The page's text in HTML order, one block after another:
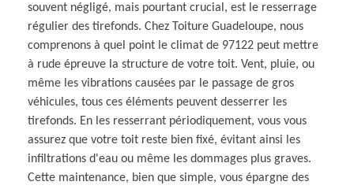
souvent négligé, mais pourtant crucial, est le resserrage
régulier des tirefonds. Chez Toiture Guadeloupe, nous
comprenons à quel point le climat de 97122 peut mettre
à rude épreuve la structure de votre toit. Vent, pluie, ou
même les vibrations causées par le passage de gros
véhicules, tous ces éléments peuvent desserrer les
tirefonds. En les resserrant périodiquement, vous vous
assurez que votre toit reste bien fixé, évitant ainsi les
infiltrations d'eau ou même les dommages plus graves.
Cette maintenance, bien que simple, vous épargne des